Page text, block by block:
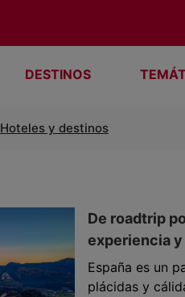
DESTINOS
Hoteles y destinos
De roadtrip
experiencia
España es un
plácidas y